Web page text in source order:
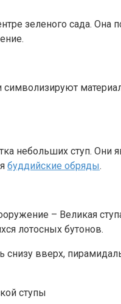
зеленого сада. Она
символизируют
небольших ступ.
буддийские обряды.
– Великая
лотосных бутонов.
снизу вверх,